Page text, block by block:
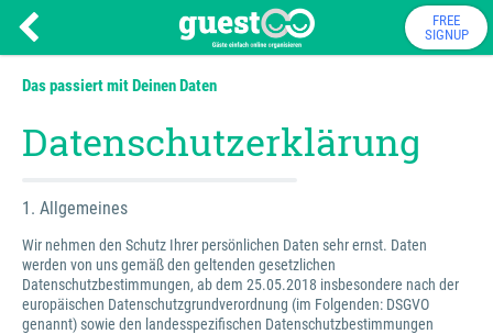
FREE
SIGNUP
Das passiert mit Deinen Daten
Datenschutzerklärung
1. Allgemeines
Wir nehmen den Schutz Ihrer persönlichen Daten sehr ernst. Daten
werden von uns gemäß den geltenden gesetzlichen
Datenschutzbestimmungen, ab dem 25.05.2018 insbesondere nach der
europäischen Datenschutzgrundverordnung (im Folgenden: DSGVO
genannt) sowie den landesspezifischen Datenschutzbestimmungen